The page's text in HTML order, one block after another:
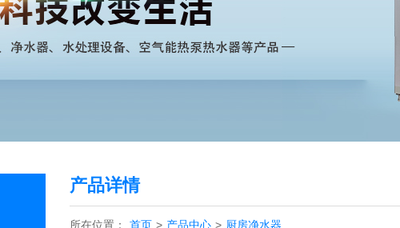
产品详情
所在位置： 首页 > 产品中心 > 厨房净水器